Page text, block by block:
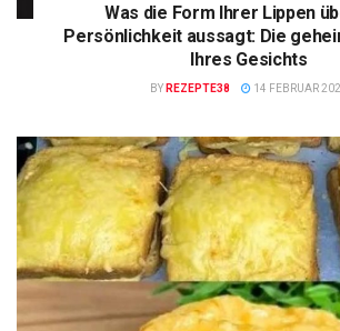
Was die Form Ihrer Lippen
Persönlichkeit aussagt: Die
Ihres Gesichts
BY REZEPTE38 14 FEBRUAR